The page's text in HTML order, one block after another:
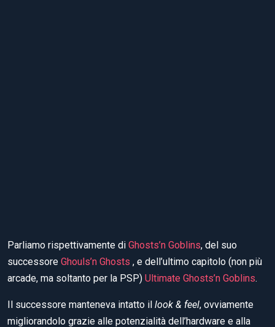
Ilnumero di controlliè aumentato in maniera impressionante,
rispetto ai soli 2 bottoni dei precedenti, come pure la
complessità del gioco e di ciò che si deve fare per arrivare a
completare un livello.